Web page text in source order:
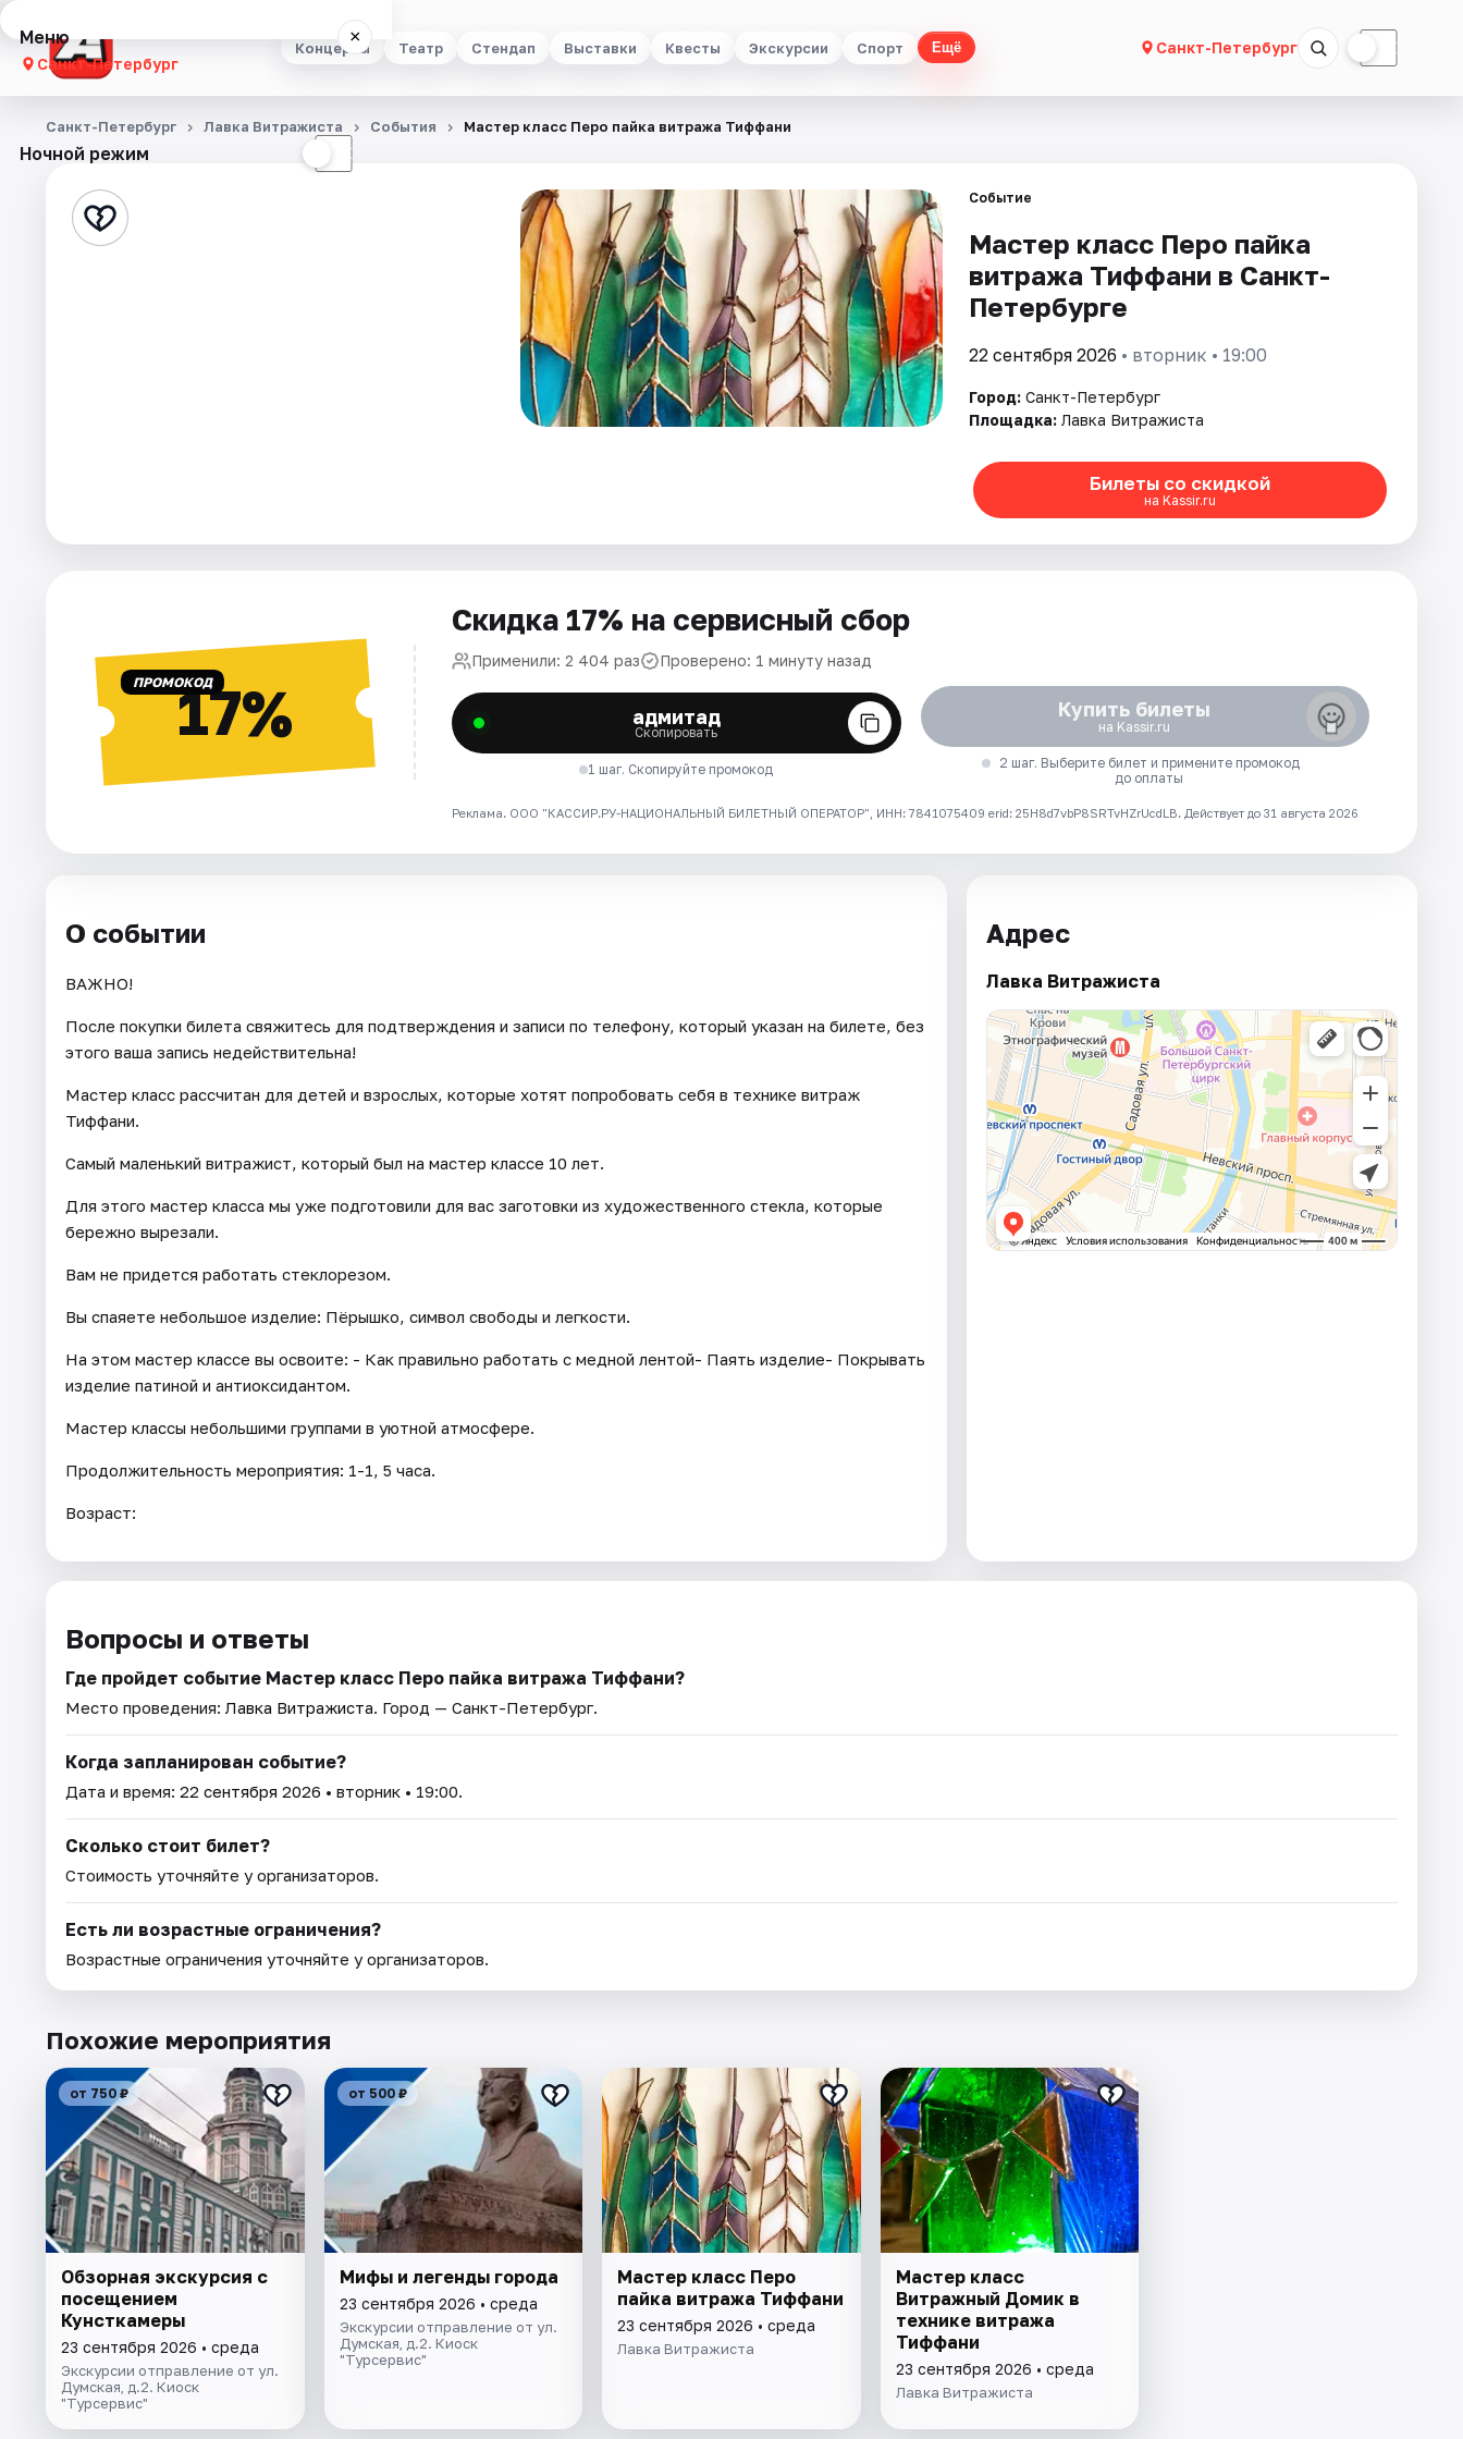
Концерты Театр Стендап Выставки Квесты Экскурсии Спорт Ещё Санкт-Петербург ☾
Меню ×
Санкт-Петербург
Концерты
Стендап
Города
Рейтинги
Ночной режим ☾
Санкт-Петербург Лавка Витражиста События Мастер класс Перо пайка витража Тиффани
Событие
Мастер класс Перо пайка
витража Тиффани в Санкт-
Петербурге
22 сентября 2026 • вторник • 19:00
Город: Санкт-Петербург
Площадка: Лавка Витражиста
Билеты со скидкой
на Kassir.ru
ПРОМОКОД17%
Скидка 17% на сервисный сбор
Применили: 2 404 раз Проверено: 1 минуту назад
адмитад
Скопировать
1 шаг. Скопируйте промокод
Купить билеты
на Kassir.ru
2 шаг. Выберите билет и примените промокод
до оплаты
Реклама. ООО "КАССИР.РУ-НАЦИОНАЛЬНЫЙ БИЛЕТНЫЙ ОПЕРАТОР", ИНН: 7841075409 erid: 25H8d7vbP8SRTvHZrUcdLB. Действует до 31 августа 2026
О событии
ВАЖНО!
После покупки билета свяжитесь для подтверждения и записи по телефону, который указан на билете, без
этого ваша запись недействительна!
Мастер класс рассчитан для детей и взрослых, которые хотят попробовать себя в технике витраж
Тиффани.
Самый маленький витражист, который был на мастер классе 10 лет.
Для этого мастер класса мы уже подготовили для вас заготовки из художественного стекла, которые
бережно вырезали.
Вам не придется работать стеклорезом.
Вы спаяете небольшое изделие: Пёрышко, символ свободы и легкости.
На этом мастер классе вы освоите: - Как правильно работать с медной лентой- Паять изделие- Покрывать
изделие патиной и антиоксидантом.
Мастер классы небольшими группами в уютной атмосфере.
Продолжительность мероприятия: 1-1, 5 часа.
Возраст:
Адрес
Лавка Витражиста
Вопросы и ответы
Где пройдет событие Мастер класс Перо пайка витража Тиффани?
Место проведения: Лавка Витражиста. Город — Санкт-Петербург.
Когда запланирован событие?
Дата и время: 22 сентября 2026 • вторник • 19:00.
Сколько стоит билет?
Стоимость уточняйте у организаторов.
Есть ли возрастные ограничения?
Возрастные ограничения уточняйте у организаторов.
Похожие мероприятия
от 750 ₽
Обзорная экскурсия с
посещением ​
Кунсткамеры
23 сентября 2026 • среда
Экскурсии отправление от ул.
Думская, д.2. Киоск
"Турсервис"
от 500 ₽
Мифы и легенды города
23 сентября 2026 • среда
Экскурсии отправление от ул.
Думская, д.2. Киоск
"Турсервис"
Мастер класс Перо
пайка витража Тиффани
23 сентября 2026 • среда
Лавка Витражиста
Мастер класс
Витражный Домик в
технике витража
Тиффани
23 сентября 2026 • среда
Лавка Витражиста